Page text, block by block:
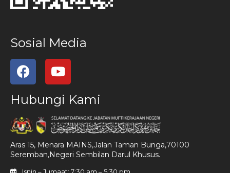
Sosial Media
Hubungi Kami
Aras 15, Menara MAINS,Jalan Taman Bunga,70100
Seremban,Negeri Sembilan Darul Khusus.